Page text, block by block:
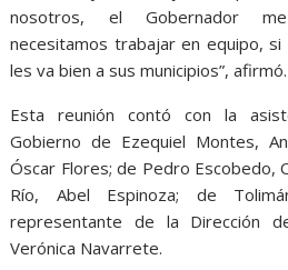
nosotros, el Gobernador
necesitamos trabajar en equipo,
les va bien a sus municipios”, afirmó.
Esta reunión contó con la
Gobierno de Ezequiel Montes,
Óscar Flores; de Pedro Escobedo,
Río, Abel Espinoza; de
representante de la Dirección
Verónica Navarrete.